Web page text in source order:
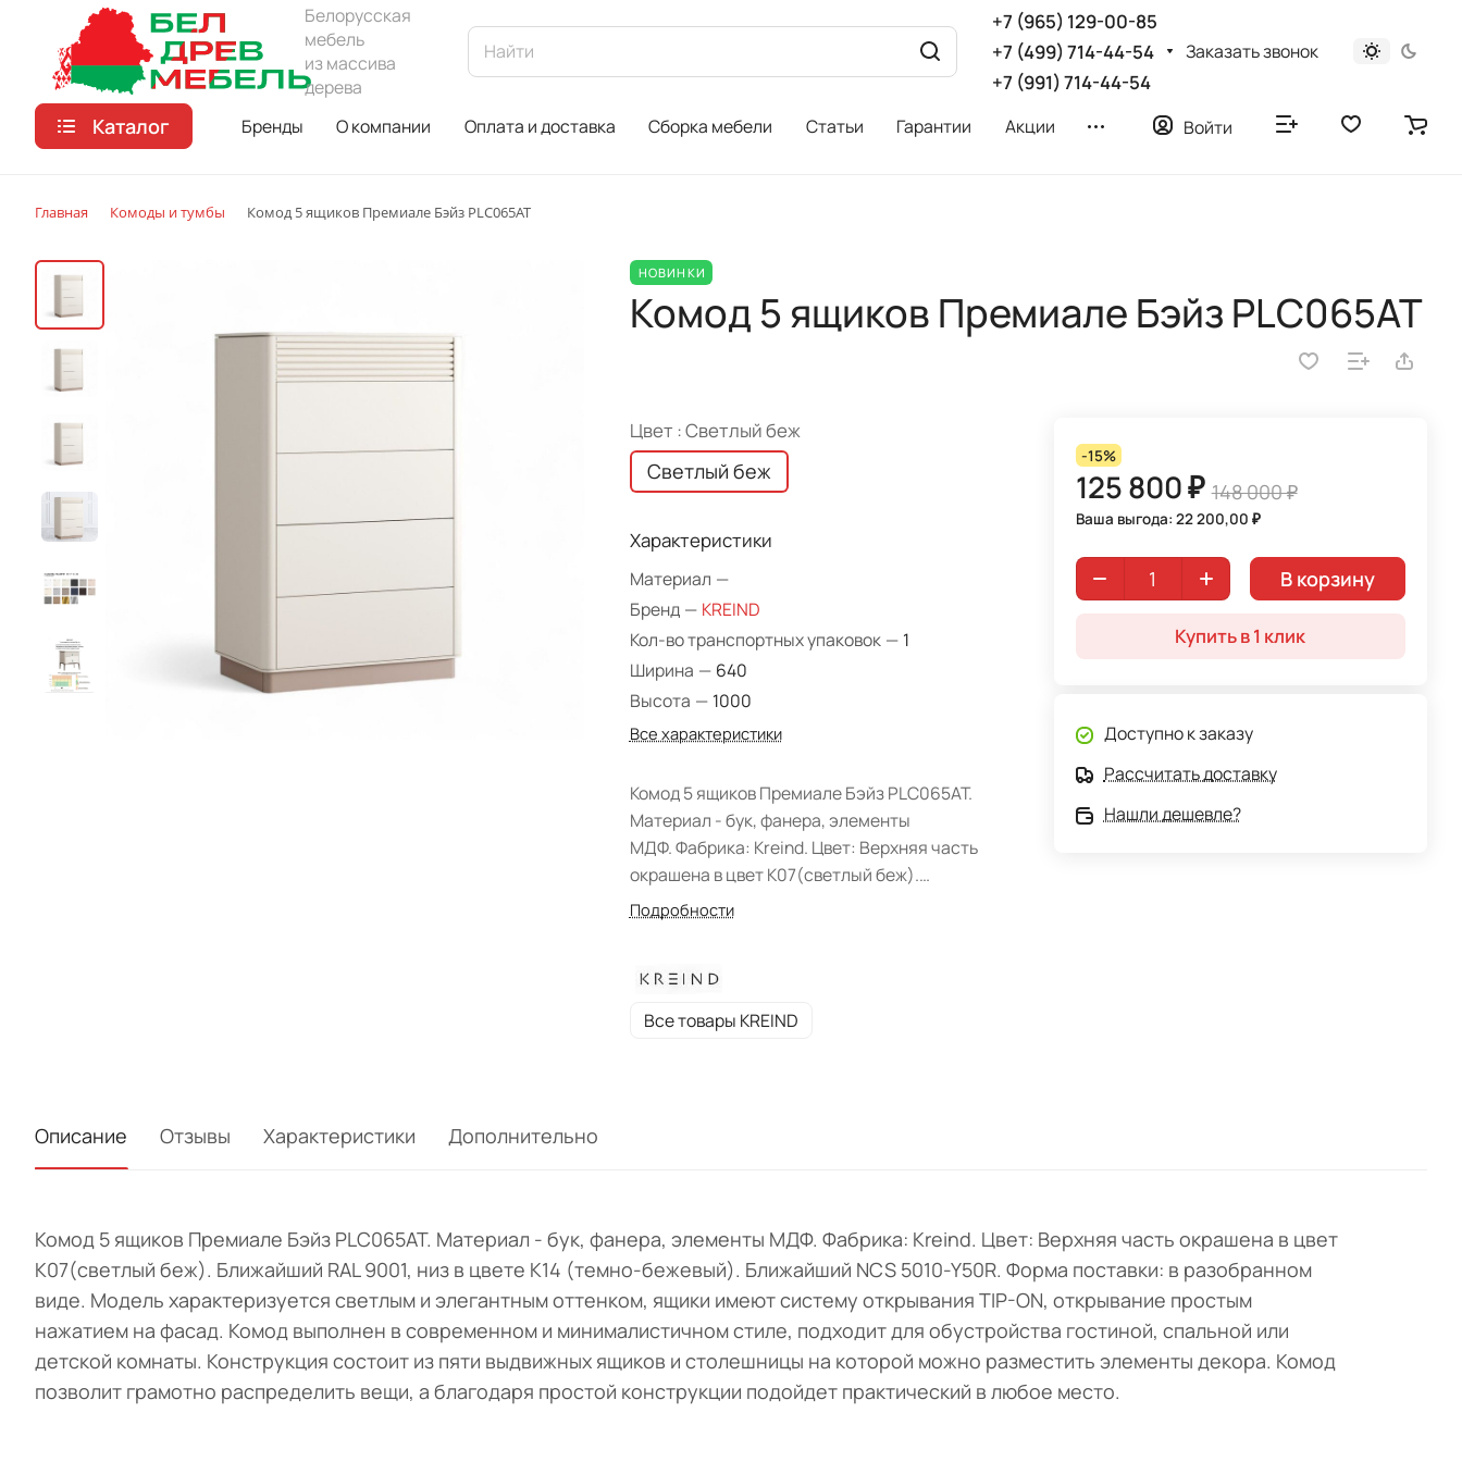
Белорусская
мебель
из массива
дерева
+7 (965) 129-00-85
+7 (499) 714-44-54
+7 (991) 714-44-54
Заказать звонок
Каталог Бренды О компании Оплата и доставка Сборка мебели Статьи Гарантии Акции Войти
Главная Комоды и тумбы Комод 5 ящиков Премиале Бэйз PLC065AT
НОВИНКИ
Комод 5 ящиков Премиале Бэйз PLC065AT
Цвет :Светлый беж
Светлый беж
Характеристики
Материал —
Бренд — KREIND
Кол-во транспортных упаковок — 1
Ширина — 640
Высота — 1000
Все характеристики
Комод 5 ящиков Премиале Бэйз PLC065AT.
Материал - бук, фанера, элементы
МДФ. Фабрика: Kreind. Цвет: Верхняя часть
окрашена в цвет K07(светлый беж).
Ближайший RAL 9001, низ в цвете K14 (темно-
Подробности
Все товары KREIND
-15%
125 800 ₽ 148 000 ₽
Ваша выгода: 22 200,00 ₽
В корзину
Купить в 1 клик
Доступно к заказу
Рассчитать доставку
Нашли дешевле?
Описание Отзывы Характеристики Дополнительно
Комод 5 ящиков Премиале Бэйз PLC065AT. Материал - бук, фанера, элементы МДФ. Фабрика: Kreind. Цвет: Верхняя часть окрашена в цвет
K07(светлый беж). Ближайший RAL 9001, низ в цвете K14 (темно-бежевый). Ближайший NCS 5010-Y50R. Форма поставки: в разобранном
виде. Модель характеризуется светлым и элегантным оттенком, ящики имеют систему открывания TIP-ON, открывание простым
нажатием на фасад. Комод выполнен в современном и минималистичном стиле, подходит для обустройства гостиной, спальной или
детской комнаты. Конструкция состоит из пяти выдвижных ящиков и столешницы на которой можно разместить элементы декора. Комод
позволит грамотно распределить вещи, а благодаря простой конструкции подойдет практический в любое место.